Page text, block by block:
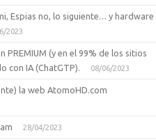
Espias no, lo siguiente… y hardware
2023
PREMIUM (y en el 99% de los sitios
con IA (ChatGTP).
08/06/2023
la web AtomoHD.com
28/04/2023